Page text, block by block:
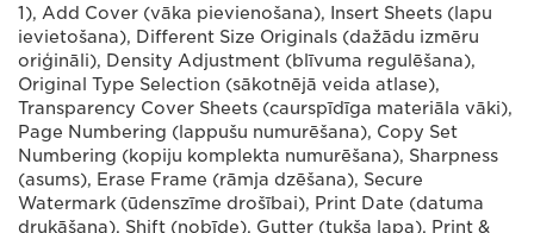
1), Add Cover (vāka pievienošana), Insert Sheets (lapu
ievietošana), Different Size Originals (dažādu izmēru
oriģināli), Density Adjustment (blīvuma regulēšana),
Original Type Selection (sākotnējā veida atlase),
Transparency Cover Sheets (caurspīdīga materiāla vāki),
Page Numbering (lappušu numurēšana), Copy Set
Numbering (kopiju komplekta numurēšana), Sharpness
(asums), Erase Frame (rāmja dzēšana), Secure
Watermark (ūdenszīme drošībai), Print Date (datuma
drukāšana), Shift (nobīde), Gutter (tukša lapa), Print &